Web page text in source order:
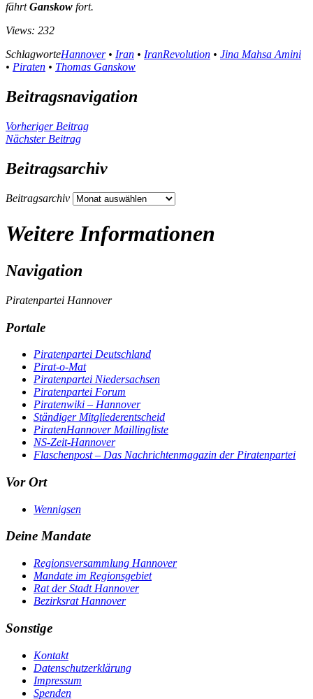
fährtGanskow fort.
Views: 232
SchlagworteHannover• Iran • IranRevolution • Jina Mahsa Amini
• Piraten • Thomas Ganskow
Beitragsnavigation
Vorheriger Beitrag
Nächster Beitrag
Beitragsarchiv
Beitragsarchiv
Weitere Informationen
Navigation
Piratenpartei Hannover
Portale
Piratenpartei Deutschland
Pirat-o-Mat
Piratenpartei Niedersachsen
Piratenpartei Forum
Piratenwiki – Hannover
Ständiger Mitgliederentscheid
PiratenHannover Maillingliste
NS-Zeit-Hannover
Flaschenpost – Das Nachrichtenmagazin der Piratenpartei
Vor Ort
Wennigsen
Deine Mandate
Regionsversammlung Hannover
Mandate im Regionsgebiet
Rat der Stadt Hannover
Bezirksrat Hannover
Sonstige
Kontakt
Datenschutzerklärung
Impressum
Spenden